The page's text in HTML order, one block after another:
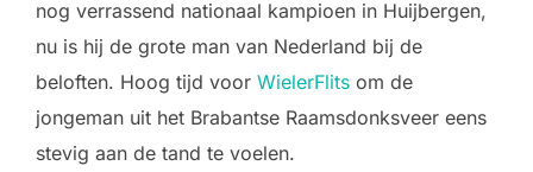
nog verrassend nationaal kampioen in Huijbergen,
nu is hij de grote man van Nederland bij de
beloften. Hoog tijd voor WielerFlits om de
jongeman uit het Brabantse Raamsdonksveer eens
stevig aan de tand te voelen.